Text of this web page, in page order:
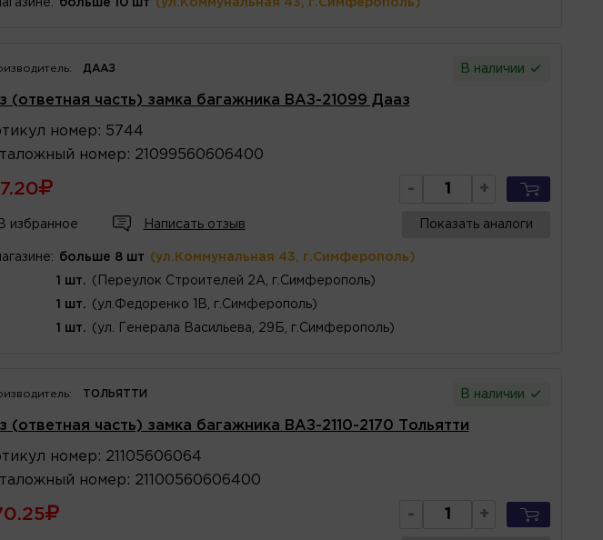
больше 10 шт (ул.Коммунальная 43, г.Симферополь)
ДААЗ В наличии
(ответная часть) замка багажника ВАЗ-21099 Дааз
номер : 5744
номер : 21099560606400
- +
В избранное Написать отзыв Показать аналоги
больше 8 шт (ул.Коммунальная 43, г.Симферополь)
1 шт. (Переулок Строителей 2А, г.Симферополь)
1 шт. (ул.Федоренко 1В, г.Симферополь)
1 шт. (ул. Генерала Васильева, 29Б, г.Симферополь)
ТОЛЬЯТТИ В наличии
(ответная часть) замка багажника ВАЗ-2110-2170 Тольятти
номер : 21105606064
номер : 21100560606400
- +